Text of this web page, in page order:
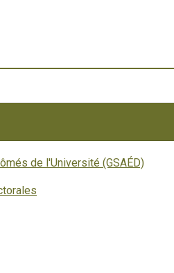
de l'Université (GSAÉD)